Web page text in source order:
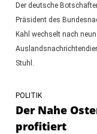
Der deutsche
Präsident des
Kahl wechselt nach
Stuhl.
POLITIK
Der Nahe
profitiert